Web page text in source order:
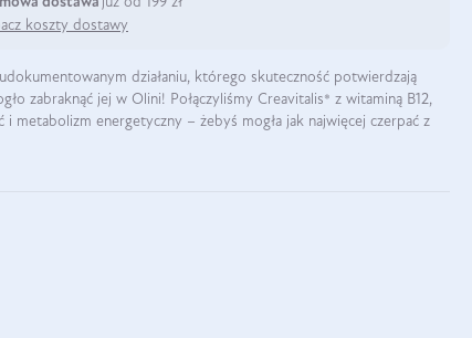
koszty dostawy
działaniu, którego skuteczność potwierdzają
zabraknąć jej w Olini! Połączyliśmy Creavitalis® z witaminą B12,
metabolizm energetyczny – żebyś mogła jak najwięcej czerpać z